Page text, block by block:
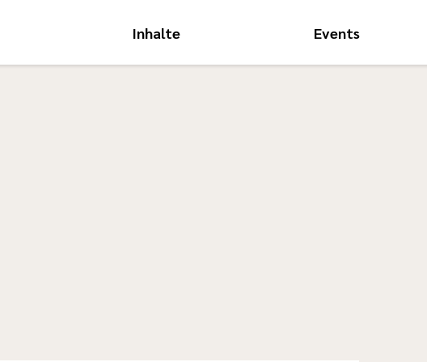
Inhalte Events